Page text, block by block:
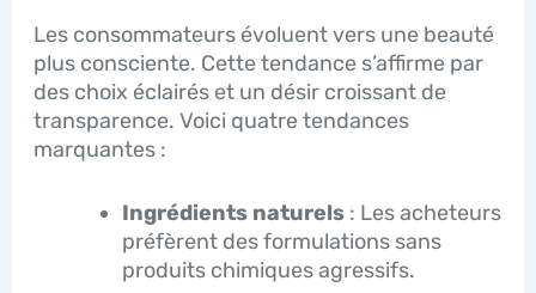
Les consommateurs évoluent vers une beauté
plus consciente. Cette tendance s’affirme par
des choix éclairés et un désir croissant de
transparence. Voici quatre tendances
marquantes :
Ingrédients naturels: Les acheteurs
préfèrent des formulations sans
produits chimiques agressifs.